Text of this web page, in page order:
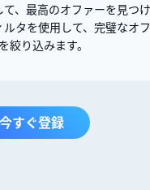
、最高のオファーを見つけ
タを使用して、完璧なオフ
絞り込みます。
今すぐ登録